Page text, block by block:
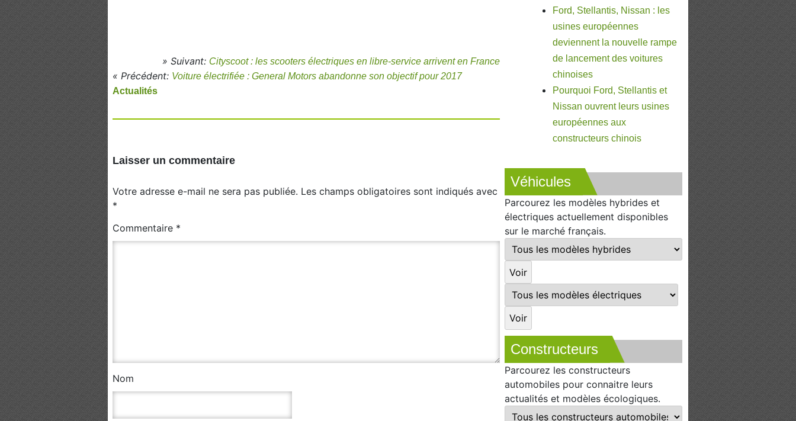
» Suivant: Cityscoot : les scooters électriques en libre-service arrivent en France
« Précédent: Voiture électrifiée : General Motors abandonne son objectif pour 2017
Actualités
Laisser un commentaire
Votre adresse e-mail ne sera pas publiée. Les champs obligatoires sont indiqués avec
*
Commentaire *
Nom
Ford, Stellantis, Nissan : les
usines européennes
deviennent la nouvelle rampe
de lancement des voitures
chinoises
Pourquoi Ford, Stellantis et
Nissan ouvrent leurs usines
européennes aux
constructeurs chinois
Véhicules
Parcourez les modèles hybrides et
électriques actuellement disponibles
sur le marché français.
Constructeurs
Parcourez les constructeurs
automobiles pour connaitre leurs
actualités et modèles écologiques.